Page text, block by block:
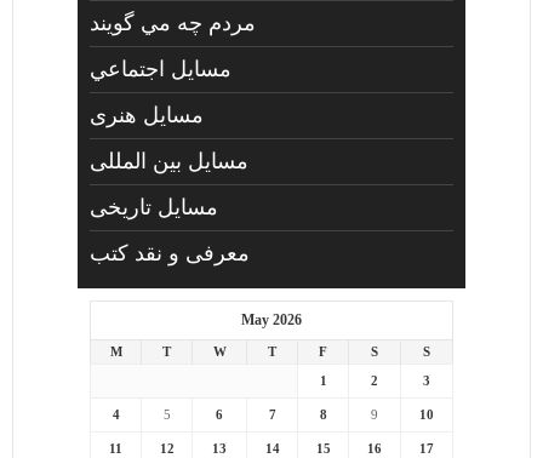
مردم چه مي گويند
مسايل اجتماعي
مسايل هنری
مسایل بین المللی
مسایل تاریخی
معرفی و نقد کتب
May 2026
M T W T F S
S
1
2 3
4 5 6 7 8 9 10
11 12 13 14 15 16 17